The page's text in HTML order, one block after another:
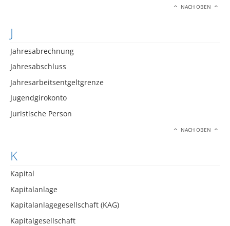
NACH OBEN
J
Jahresabrechnung
Jahresabschluss
Jahresarbeitsentgeltgrenze
Jugendgirokonto
Juristische Person
NACH OBEN
K
Kapital
Kapitalanlage
Kapitalanlagegesellschaft (KAG)
Kapitalgesellschaft